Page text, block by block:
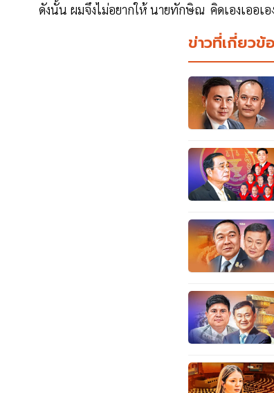
ดังนั้น ผมจึงไม่อยากให้ นายทักษิณ คิดเองเออเอ
ข่าวที่เกี่ยวข้